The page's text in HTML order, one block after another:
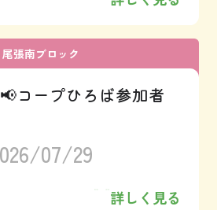
尾張南ブロック
コープひろば参加者
07/29
詳しく見る